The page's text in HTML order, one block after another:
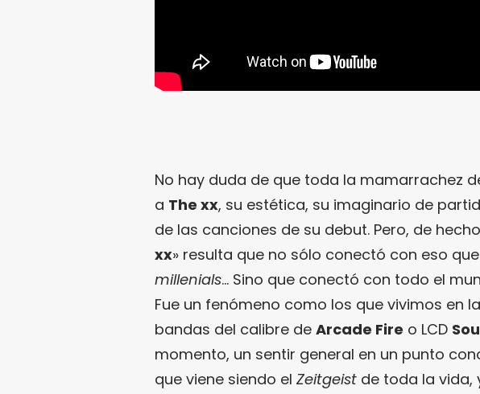
No hay duda de que toda la mamarrachez
a The xx, su estética, su imaginario de
de las canciones de su debut. Pero, de
xx» resulta que no sólo conectó con eso
millenials… Sino que conectó con todo el
Fue un fenómeno como los que vivimos en
bandas del calibre de Arcade Fire o LCD
momento, un sentir general en un punto
que viene siendo el Zeitgeist de toda la